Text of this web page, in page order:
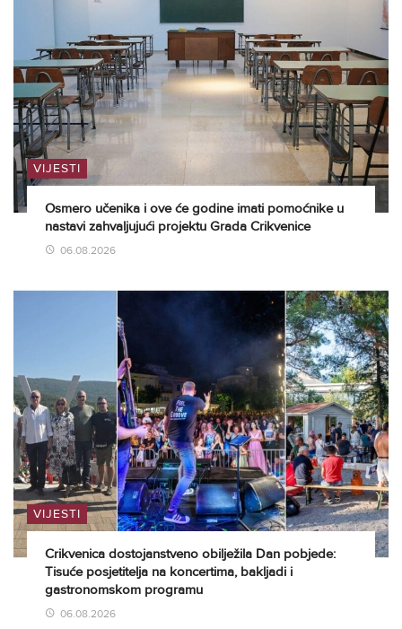
VIJESTI
Osmero učenika i ove će godine imati pomoćnike u
nastavi zahvaljujući projektu Grada Crikvenice
06.08.2026
VIJESTI
Crikvenica dostojanstveno obilježila Dan pobjede:
Tisuće posjetitelja na koncertima, bakljadi i
gastronomskom programu
06.08.2026